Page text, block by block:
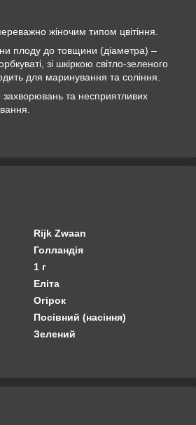
жіночим типом цвітіння.
плоду до товщини (діаметра) –
зі шкіркою світло-зеленого
для маринування та соління.
захворювань та несприятливих
Rijk Zwaan
Голландія
1 г
Еліта
Огірок
Посівний (насіння)
Зелений